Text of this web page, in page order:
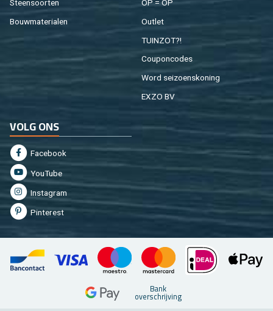
Steen­soor­ten
Bouw­ma­te­ri­a­len
OP = OP
Out­let
TUIN­ZOT?!
Cou­pon­co­des
Word sei­zoens­ko­ning
EXZO BV
VOLG ONS
Fa­cebook
You­Tu­be
In­st­agram
Pin­te­rest
Bank
over­schrij­ving